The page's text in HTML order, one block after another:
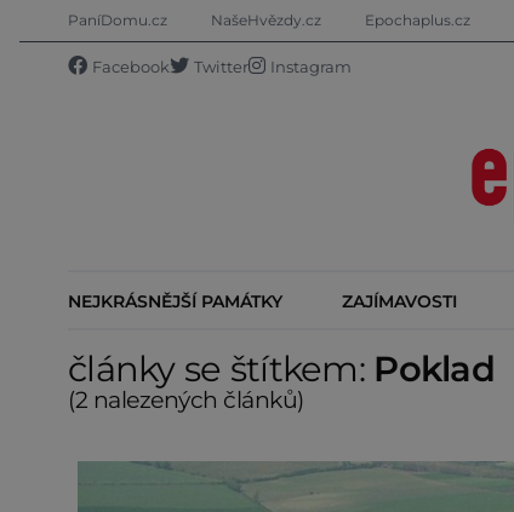
PaníDomu.cz NašeHvězdy.cz Epochaplus.cz
Facebook Twitter Instagram
NEJKRÁSNĚJŠÍ PAMÁTKY ZAJÍMAVOSTI
články se štítkem: Poklad
(2 nalezených článků)